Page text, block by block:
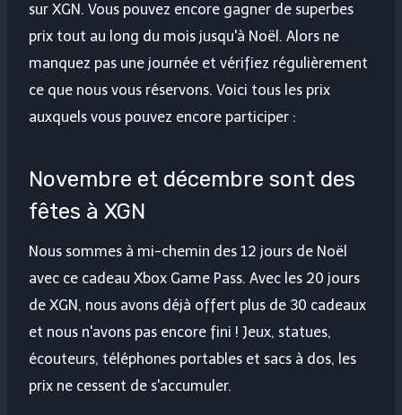
sur XGN. Vous pouvez encore gagner de superbes
prix tout au long du mois jusqu'à Noël. Alors ne
manquez pas une journée et vérifiez régulièrement
ce que nous vous réservons. Voici tous les prix
auxquels vous pouvez encore participer :
Novembre et décembre sont des
fêtes à XGN
Nous sommes à mi-chemin des 12 jours de Noël
avec ce cadeau Xbox Game Pass. Avec les 20 jours
de XGN, nous avons déjà offert plus de 30 cadeaux
et nous n'avons pas encore fini ! Jeux, statues,
écouteurs, téléphones portables et sacs à dos, les
prix ne cessent de s'accumuler.